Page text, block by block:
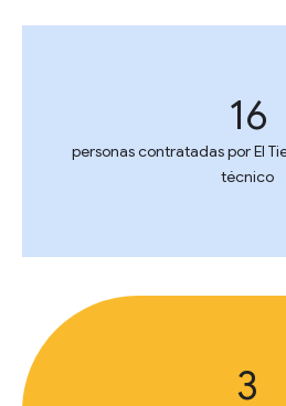
16
personas contratadas por El
técnico
3